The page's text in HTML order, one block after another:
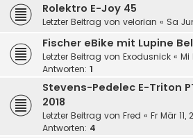
Rolektro E-Joy 45
Letzter Beitrag von velorian « Sa
Fischer eBike mit Lupine
Letzter Beitrag von Exodusnick « Mi
Antworten: 1
Stevens-Pedelec E-Triton
2018
Letzter Beitrag von Fred « Fr Mär 11,
Antworten: 4